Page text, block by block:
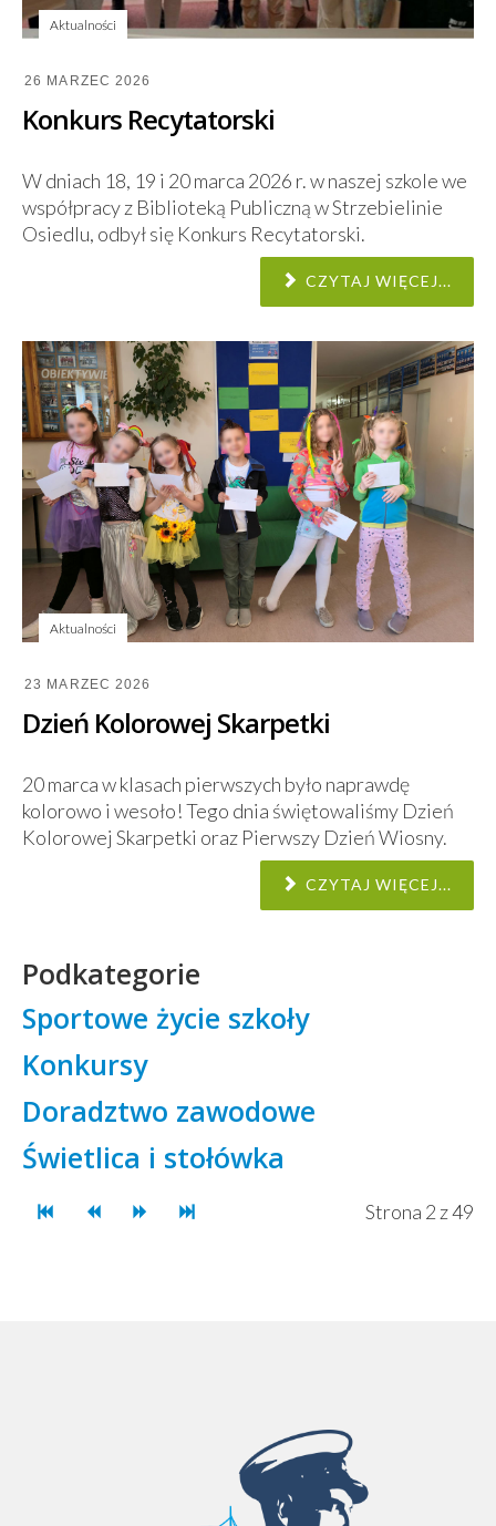
Aktualności
26 MARZEC 2026
Konkurs Recytatorski
W dniach 18, 19 i 20 marca 2026 r. w naszej szkole we
współpracy z Biblioteką Publiczną w Strzebielinie
Osiedlu, odbył się Konkurs Recytatorski.
CZYTAJ WIĘCEJ...
Aktualności
23 MARZEC 2026
Dzień Kolorowej Skarpetki
20 marca w klasach pierwszych było naprawdę
kolorowo i wesoło! Tego dnia świętowaliśmy Dzień
Kolorowej Skarpetki oraz Pierwszy Dzień Wiosny.
CZYTAJ WIĘCEJ...
Podkategorie
Sportowe życie szkoły
Konkursy
Doradztwo zawodowe
Świetlica i stołówka
Strona 2 z 49